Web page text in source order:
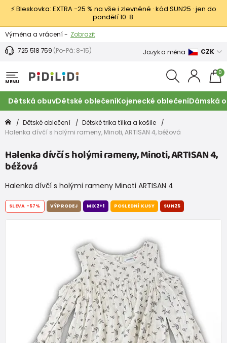
⚡ Bleskovka: EXTRA −25 % na vše i zlevněné · kód SUN25 · jen do
pondělí 10. 8.
Výměna a vrácení - Zobrazit
Sleva 100 Kč na první nákup -
725 518 759 (Po-Pá: 8-15) Jazyk a měna CZK
MENU
0
Dětská obuvDětské oblečeníKojenecké oblečeníDámská
Dětské oblečení
Dětské trika tílka a košile
Halenka dívčí s holými rameny, Minoti, ARTISAN 4, béžová
Halenka dívčí s holými rameny, Minoti, ARTISAN 4,
béžová
Halenka dívčí s holými rameny Minoti ARTISAN 4
SLEVA -57% VÝPRODEJ MIX2+1 POSLEDNÍ KUSY SUN25